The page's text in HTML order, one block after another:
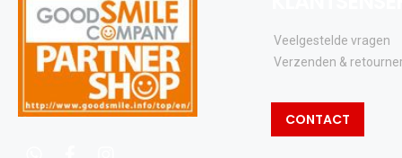
Veelgestelde vragen
Verzenden &
CONTACT